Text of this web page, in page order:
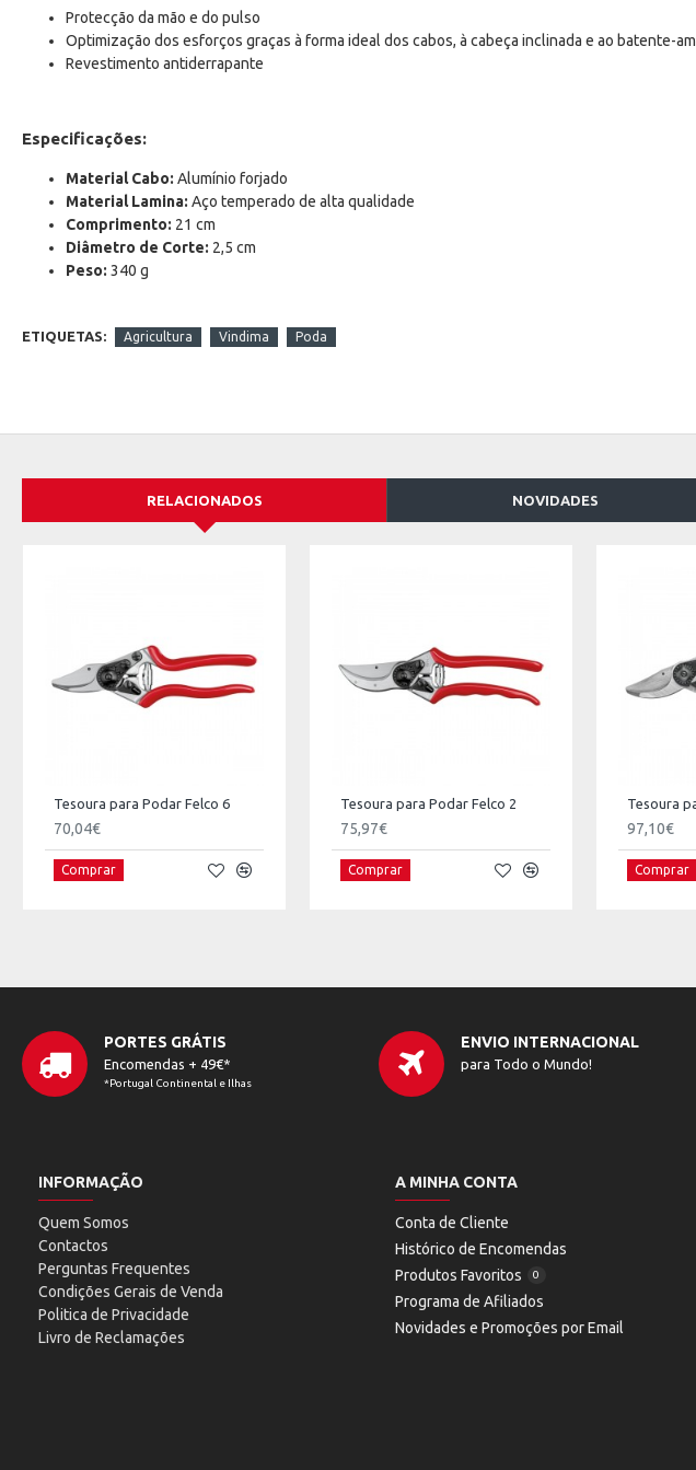
Protecção da mão e do pulso
Optimização dos esforços graças à forma ideal dos cabos, à cabeça inclinada e ao batente-
Revestimento antiderrapante
Especificações:
Material Cabo: Alumínio forjado
Material Lamina: Aço temperado de alta qualidade
Comprimento: 21 cm
Diâmetro de Corte: 2,5 cm
Peso: 340 g
ETIQUETAS: Agricultura Vindima Poda
RELACIONADOS NOVIDADES
Tesoura para Podar Felco 6
70,04€
Comprar
Tesoura para Podar Felco 2
75,97€
Comprar
Tesoura
97,10€
Comprar
PORTES GRÁTIS
Encomendas + 49€*
*Portugal Continental e Ilhas
ENVIO INTERNACIONAL
para Todo o Mundo!
INFORMAÇÃO
Quem Somos
Contactos
Perguntas Frequentes
Condições Gerais de Venda
Politica de Privacidade
Livro de Reclamações
A MINHA CONTA
Conta de Cliente
Histórico de Encomendas
Produtos Favoritos
0
Programa de Afiliados
Novidades e Promoções por Email